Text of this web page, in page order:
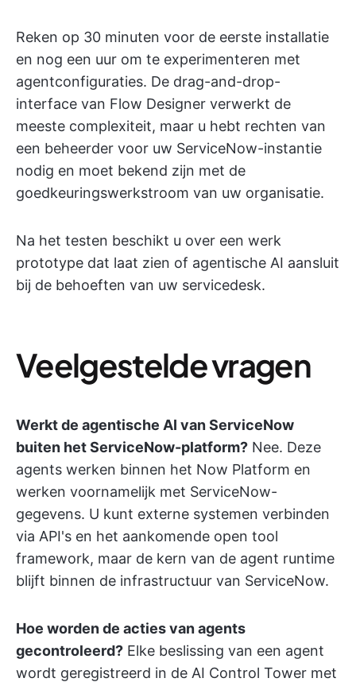
Reken op 30 minuten voor de eerste installatie
en nog een uur om te experimenteren met
agentconfiguraties. De drag-and-drop-
interface van Flow Designer verwerkt de
meeste complexiteit, maar u hebt rechten van
een beheerder voor uw ServiceNow-instantie
nodig en moet bekend zijn met de
goedkeuringswerkstroom van uw organisatie.
Na het testen beschikt u over een werk
prototype dat laat zien of agentische AI aansluit
bij de behoeften van uw servicedesk.
Veelgestelde vragen
Werkt de agentische AI van ServiceNow
buiten het ServiceNow-platform? Nee. Deze
agents werken binnen het Now Platform en
werken voornamelijk met ServiceNow-
gegevens. U kunt externe systemen verbinden
via API's en het aankomende open tool
framework, maar de kern van de agent runtime
blijft binnen de infrastructuur van ServiceNow.
Hoe worden de acties van agents
gecontroleerd? Elke beslissing van een agent
wordt geregistreerd in de AI Control Tower met